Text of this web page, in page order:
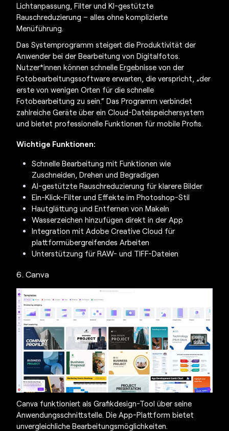
Lichtanpassung, Filter und KI-gestützte
Rauschreduzierung – alles ohne komplizierte
Menüführung.
Das Systemprogramm steigert die Produktivität der
Anwender bei der Bearbeitung von Digitalfotos.
Nutzer*innen können schnelle Ergebnisse von der
Fotobearbeitungssoftware erwarten, die verspricht, „der
erste von wenigen Orten für die schnelle
Fotobearbeitung zu sein.“ Das Programm verbindet
zahlreiche Geräte über ein Cloud-Dateispeichersystem
und bietet professionelle Funktionen für mobile Profis.
Wichtige Funktionen:
Schnelle Bearbeitung mit Funktionen wie
Zuschneiden, Drehen und Begradigen
AI-gestützte Rauschreduzierung für klarere Bilder
Ein-Klick-Filter und Effekte im Photoshop-Stil
Hautglättung und Entfernen von Makeln
Wasserzeichen hinzufügen direkt in der App
Integration mit Adobe Creative Cloud für
plattformübergreifendes Arbeiten
Unterstützung für RAW- und TIFF-Dateien
6. Canva
Canva funktioniert als Grafikdesign-Tool über seine
Anwendungsschnittstelle. Die App-Plattform bietet
unvergleichliche Bearbeitungsmöglichkeiten.